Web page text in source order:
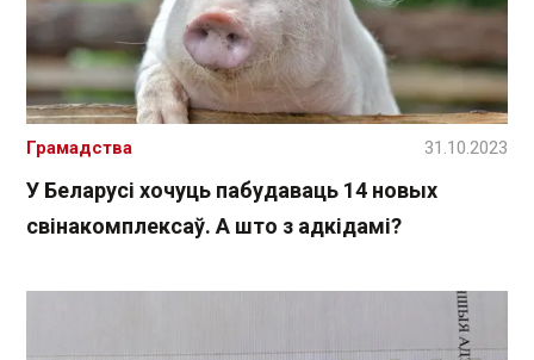
У Беларусі хочуць пабудаваць 14 новых
свінакомплексаў. А што з адкідамі?
Грамадства 31.10.2023